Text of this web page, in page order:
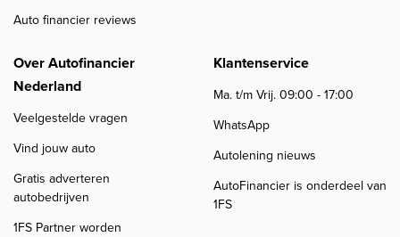
Auto financier reviews
Over Autofinancier
Nederland
Veelgestelde vragen
Vind jouw auto
Gratis adverteren
autobedrijven
1FS Partner worden
Klantenservice
Ma. t/m Vrij. 09:00 - 17:00
WhatsApp
Autolening nieuws
AutoFinancier is onderdeel van
1FS